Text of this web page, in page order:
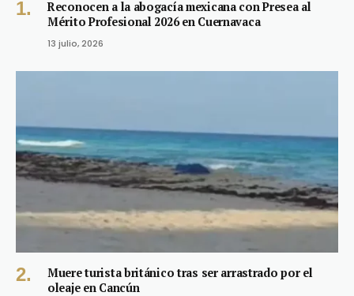
Reconocen a la abogacía mexicana con Presea al
Mérito Profesional 2026 en Cuernavaca
13 julio, 2026
Muere turista británico tras ser arrastrado por el
oleaje en Cancún